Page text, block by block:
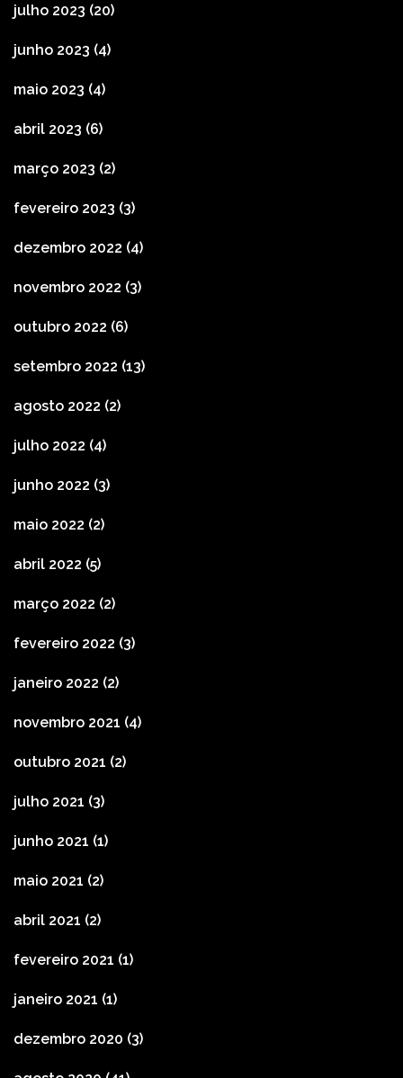
julho 2023 (20)
junho 2023 (4)
maio 2023 (4)
abril 2023 (6)
março 2023 (2)
fevereiro 2023 (3)
dezembro 2022 (4)
novembro 2022 (3)
outubro 2022 (6)
setembro 2022 (13)
agosto 2022 (2)
julho 2022 (4)
junho 2022 (3)
maio 2022 (2)
abril 2022 (5)
março 2022 (2)
fevereiro 2022 (3)
janeiro 2022 (2)
novembro 2021 (4)
outubro 2021 (2)
julho 2021 (3)
junho 2021 (1)
maio 2021 (2)
abril 2021 (2)
fevereiro 2021 (1)
janeiro 2021 (1)
dezembro 2020 (3)